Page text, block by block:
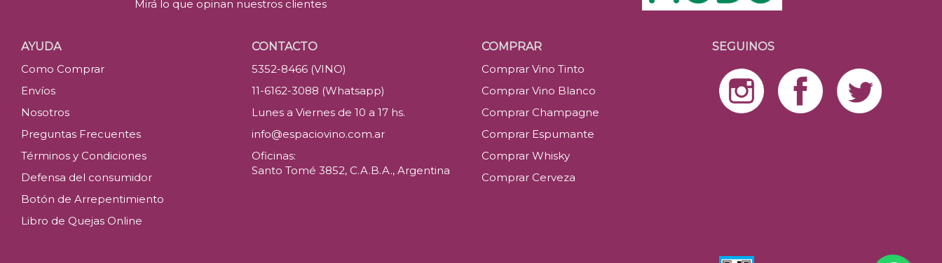
Mirá lo que opinan nuestros clientes
AYUDA
Como Comprar
Envíos
Nosotros
Preguntas Frecuentes
Términos y Condiciones
Defensa del consumidor
Botón de Arrepentimiento
Libro de Quejas Online
CONTACTO
5352-8466 (VINO)
11-6162-3088 (Whatsapp)
Lunes a Viernes de 10 a 17 hs.
info@espaciovino.com.ar
Oficinas:
Santo Tomé 3852, C.A.B.A., Argentina
COMPRAR
Comprar Vino Tinto
Comprar Vino Blanco
Comprar Champagne
Comprar Espumante
Comprar Whisky
Comprar Cerveza
SEGUINOS